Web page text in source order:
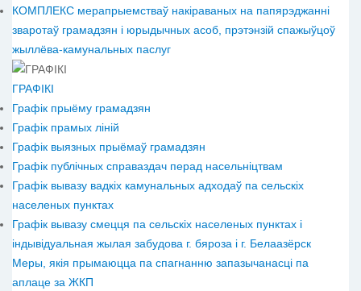
КОМПЛЕКС мерапрыемстваў накіраваных на папярэджанні
зваротаў грамадзян і юрыдычных асоб, прэтэнзій спажыўцоў
жыллёва-камунальных паслуг
ГРАФІКІ
Графік прыёму грамадзян
Графік прамых ліній
Графік выязных прыёмаў грамадзян
Графік публічных справаздач перад насельніцтвам
Графік вывазу вадкіх камунальных адходаў па сельскіх
населеных пунктах
Графік вывазу смецця па сельскіх населеных пунктах і
індывідуальная жылая забудова г. бяроза і г. Белаазёрск
Меры, якія прымаюцца па спагнанню запазычанасці па
аплаце за ЖКП